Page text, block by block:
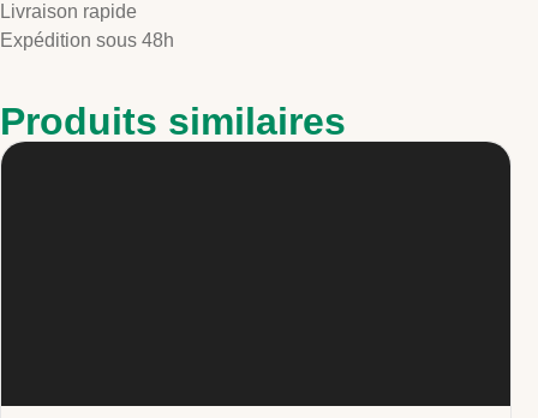
Livraison rapide
Expédition sous 48h
Produits similaires